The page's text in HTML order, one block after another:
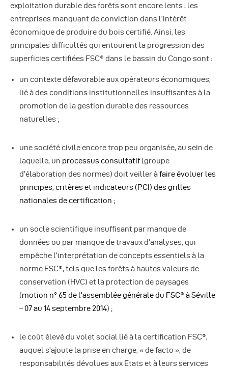
exploitation durable des forêts sont encore lents : les
entreprises manquant de conviction dans l’intérêt
économique de produire du bois certifié. Ainsi, les
principales difficultés qui entourent la progression des
superficies certifiées FSC® dans le bassin du Congo sont :
un contexte défavorable aux opérateurs économiques,
lié à des conditions institutionnelles insuffisantes à la
promotion de la gestion durable des ressources
naturelles ;
une société civile encore trop peu organisée, au sein de
laquelle, un processus consultatif(groupe
d’élaboration des normes) doit veiller àfaire évoluer les
principes, critères et indicateurs (PCI) des grilles
nationales de certification ;
un socle scientifique insuffisant par manque de
données ou par manque de travaux d’analyses, qui
empêche l’interprétation de concepts essentiels à la
norme FSC®, tels que les forêts à hautes valeurs de
conservation (HVC) et la protection de paysages
(motion n° 65 de l’assemblée générale du FSC® à Séville
– 07 au 14 septembre 2014) ;
le coût élevé du volet social lié à la certification FSC®,
auquel s’ajoute la prise en charge, « de facto », de
responsabilités dévolues aux Etats et à leurs services